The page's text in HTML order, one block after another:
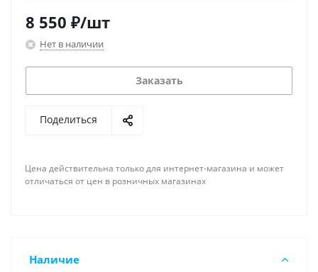
8 550 ₽/шт
Нет в наличии
Заказать
Поделиться
Цена действительна только для интернет-магазина и может
отличаться от цен в розничных магазинах
Наличие